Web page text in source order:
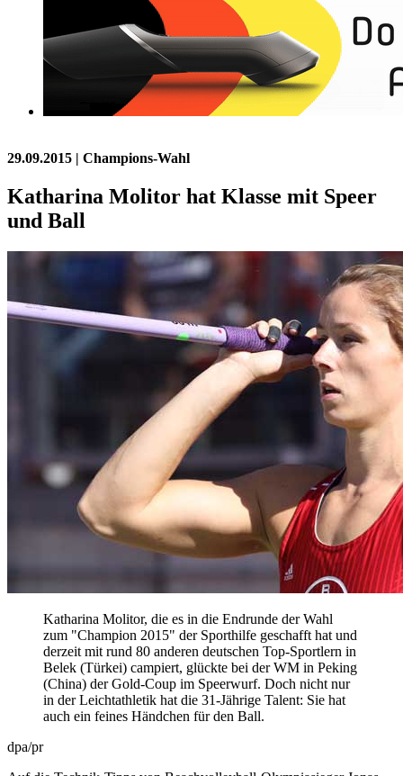
29.09.2015 | Champions-Wahl
Katharina Molitor hat Klasse mit Speer
und Ball
Katharina Molitor, die es in die Endrunde der Wahl
zum "Champion 2015" der Sporthilfe geschafft hat und
derzeit mit rund 80 anderen deutschen Top-Sportlern in
Belek (Türkei) campiert, glückte bei der WM in Peking
(China) der Gold-Coup im Speerwurf. Doch nicht nur
in der Leichtathletik hat die 31-Jährige Talent: Sie hat
auch ein feines Händchen für den Ball.
dpa/pr